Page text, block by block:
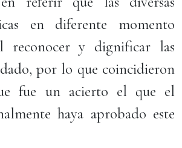
en diferente momento
reconocer y dignificar las
por lo que coincidieron
fue un acierto el que el
haya aprobado este